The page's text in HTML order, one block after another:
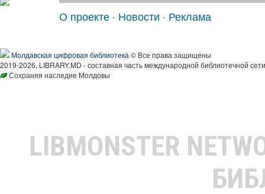
О проекте · Новости · Реклама
Молдавская цифровая библиотека © Все права защищены
2019-2026, LIBRARY.MD - составная часть международной библиотечной
Сохраняя наследие Молдовы
LIBMONSTER